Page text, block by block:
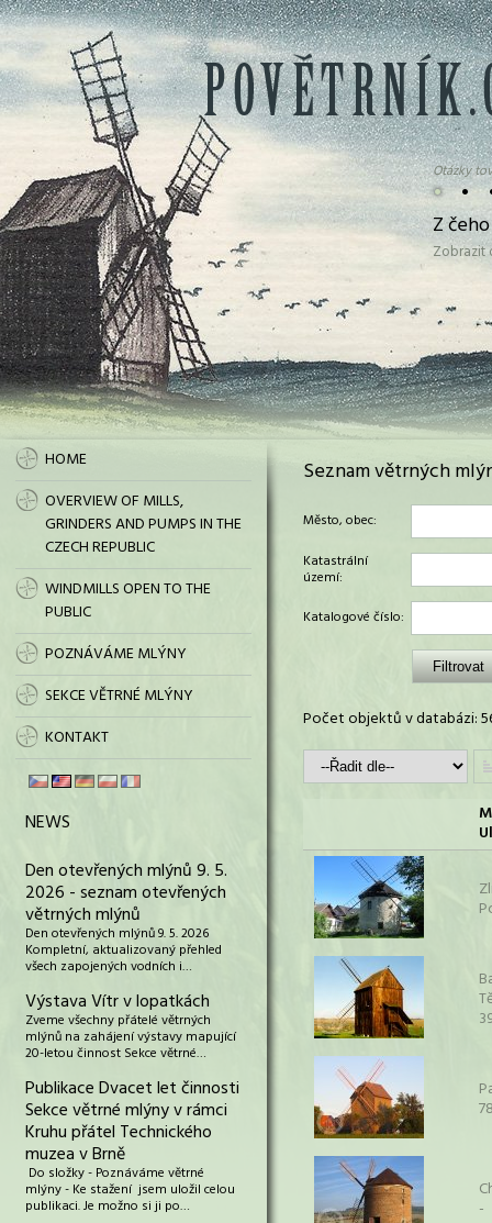
• •
Otázky
Z
HOME
OVERVIEW OF MILLS,
GRINDERS AND PUMPS IN THE
CZECH REPUBLIC
WINDMILLS OPEN TO THE
PUBLIC
POZNÁVÁME MLÝNY
SEKCE VĚTRNÉ MLÝNY
KONTAKT
NEWS
Den otevřených mlýnů 9. 5.
2026 - seznam otevřených
větrných mlýnů
Den otevřených mlýnů 9. 5. 2026
Kompletní, aktualizovaný přehled
všech zapojených vodních i…
Výstava Vítr v lopatkách
Zveme všechny přátelé větrných
mlýnů na zahájení výstavy mapující
20-letou činnost Sekce větrné…
Publikace Dvacet let činnosti
Sekce větrné mlýny v rámci
Kruhu přátel Technického
muzea v Brně
Do složky - Poznáváme větrné
mlýny - Ke stažení jsem uložil celou
publikaci. Je možno si ji po…
Seznam větrných
Město, obec:
Katastrální
území:
Katalogové číslo:
Počet objektů v databázi:
-